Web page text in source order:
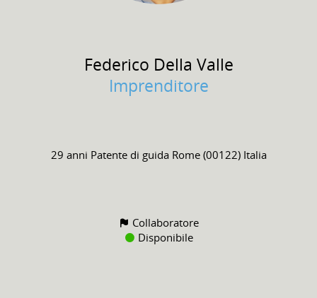
Federico Della Valle
Imprenditore
29 anni Patente di guida Rome (00122) Italia
Collaboratore
Disponibile